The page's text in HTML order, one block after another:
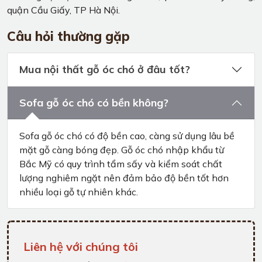
quận Cầu Giấy, TP Hà Nội.
Câu hỏi thường gặp
Mua nội thất gỗ óc chó ở đâu tốt?
Sofa gỗ óc chó có bền không?
Sofa gỗ óc chó có độ bền cao, càng sử dụng lâu bề
mặt gỗ càng bóng đẹp. Gỗ óc chó nhập khẩu từ
Bắc Mỹ có quy trình tẩm sấy và kiểm soát chất
lượng nghiêm ngặt nên đảm bảo độ bền tốt hơn
nhiều loại gỗ tự nhiên khác.
Liên hệ với chúng tôi